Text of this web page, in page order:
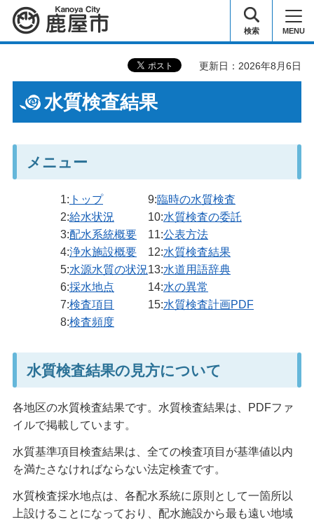
鹿屋市 検索 MENU
更新日：2026年8月6日
水質検査結果
メニュー
1: トップ 9:臨時の水質検査
2:給水状況 10:水質検査の委託
3:配水系統概要 11:公表方法
4:浄水施設概要 12:水質検査結果
5:水源水質の状況13:水道用語辞典
6:採水地点 14:水の異常
7:検査項目 15:水質検査計画PDF
8:検査頻度
水質検査結果の見方について
各地区の水質検査結果です。水質検査結果は、PDFファ
イルで掲載しています。
水質基準項目検査結果は、全ての検査項目が基準値以内
を満たさなければならない法定検査です。
水質検査採水地点は、各配水系統に原則として一箇所以
上設けることになっており、配水施設から最も遠い地域